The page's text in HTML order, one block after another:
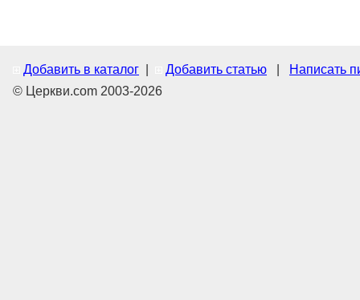
Добавить в каталог Добавить статью
Написать
© Церкви.com 2003-2026